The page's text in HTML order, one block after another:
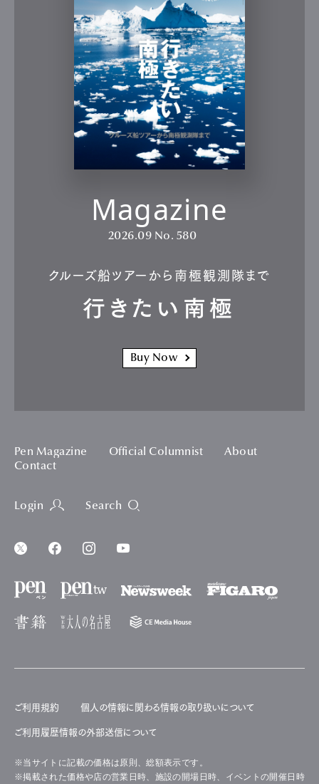
Magazine
2026.09 No. 580
クルーズ船ツアーから南極観測隊まで
行きたい南極
Buy Now
Pen Magazine Official Columnist
About
Contact
Login Search
ご利用規約 個人の情報に関わる情報の取り扱いについて
ご利用履歴情報の外部送信について
※当サイトに記載の価格は原則、総額表示です。
※掲載された価格や店の営業日時、施設の開場日時、イベントの開催日時